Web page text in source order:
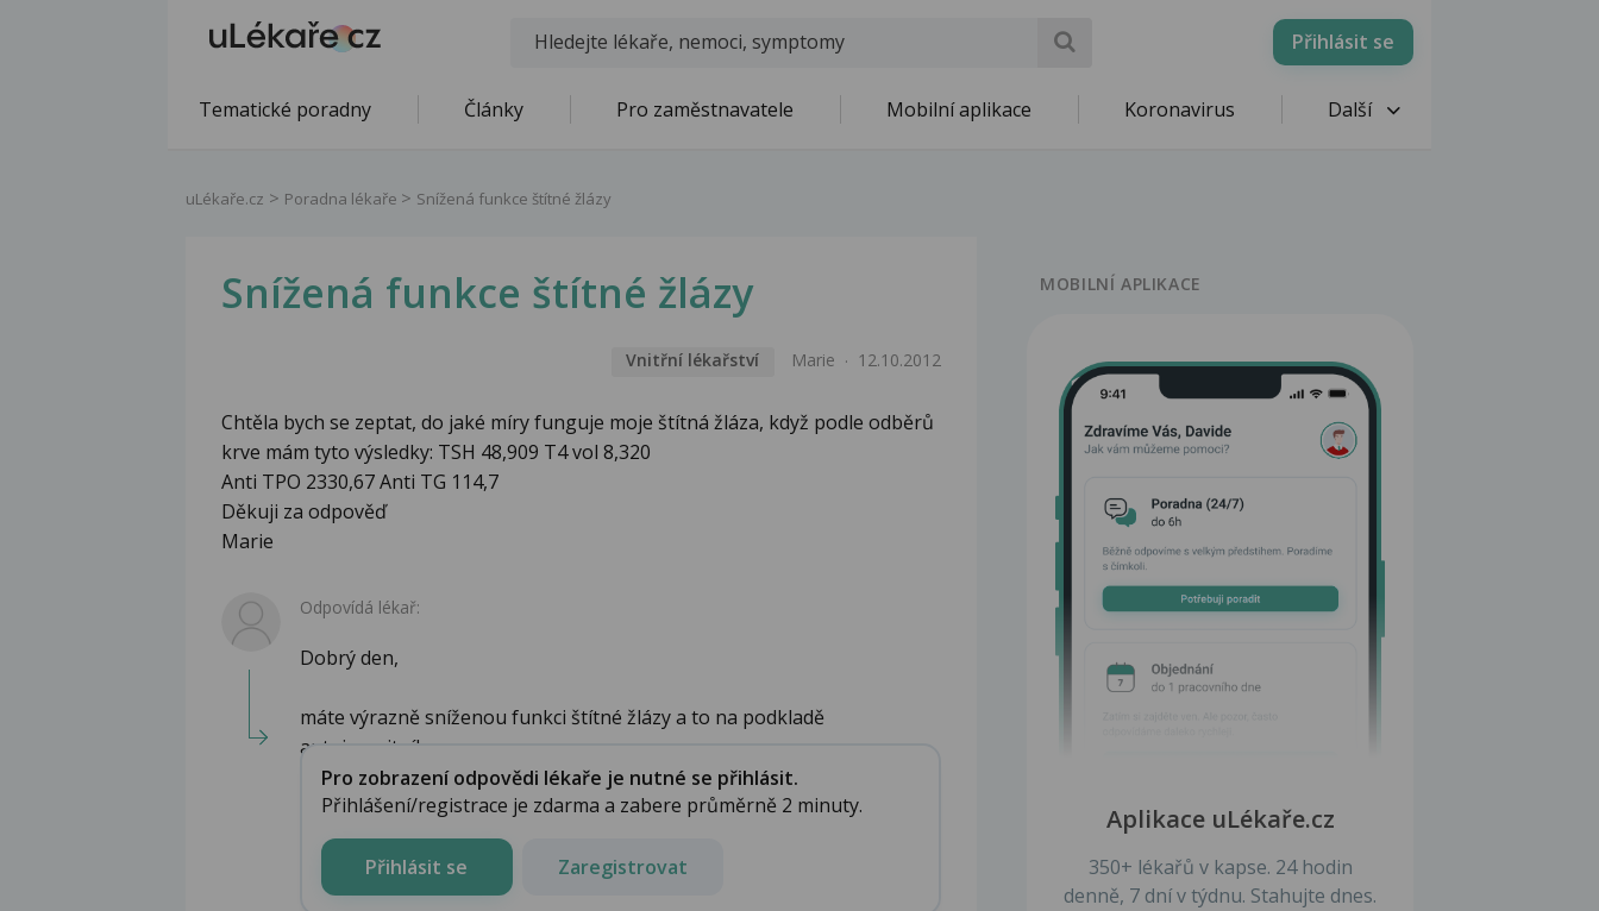
Přihlásit se
Tematické poradny Články Pro zaměstnavatele Mobilní aplikace Koronavirus Další
uLékaře.cz Poradna lékaře Snížená funkce štítné žlázy
Snížená funkce štítné žlázy
Vnitřní lékařství Marie 12.10.2012
Chtěla bych se zeptat, do jaké míry funguje moje štítná žláza, když podle odběrů
krve mám tyto výsledky: TSH 48,909 T4 vol 8,320
Anti TPO 2330,67 Anti TG 114,7
Děkuji za odpověď
Marie
Odpovídá lékař:
Dobrý den,
máte výrazně sníženou funkci štítné žlázy a to na podkladě
autoimunitního...
Pro zobrazení odpovědi lékaře je nutné se přihlásit.
Přihlášení/registrace je zdarma a zabere průměrně 2 minuty.
Přihlásit se Zaregistrovat
MOBILNÍ APLIKACE
Aplikace uLékaře.cz
350+ lékařů v kapse. 24 hodin
denně, 7 dní v týdnu. Stahujte dnes.